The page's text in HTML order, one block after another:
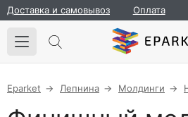
Доставка и самовывоз Оплата
Eparket Лепнина Молдинги